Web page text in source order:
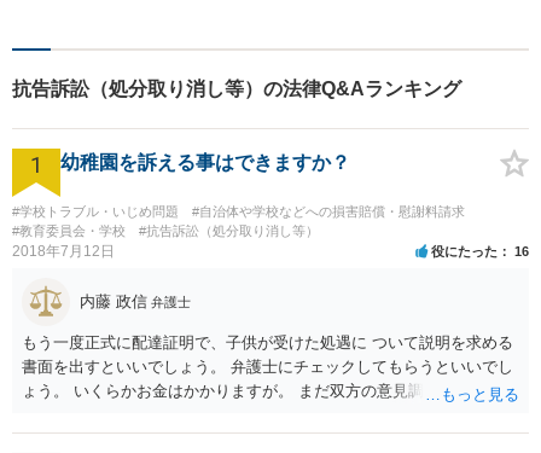
題・企業法務等、お困りごと
はなんでもご相談ください。
【他士業連携】
抗告訴訟（処分取り消し等）の法律Q&Aランキング
1 幼稚園を訴える事はできますか？
#学校トラブル・いじめ問題
#自治体や学校などへの損害賠償・慰謝料請求
#教育委員会・学校
#抗告訴訟（処分取り消し等）
2018年7月12日 役にたった 16
内藤 政信 弁護士
もう一度正式に配達証明で、子供が受けた処遇に ついて説明を求める
書面を出すといいでしょう。 弁護士にチェックしてもらうといいでし
ょう。 いくらかお金はかかりますが。 まだ双方の意見調整が必要です